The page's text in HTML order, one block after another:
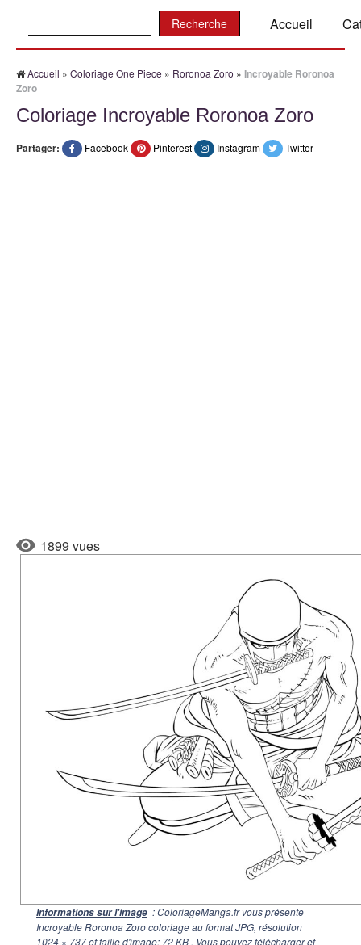
Accueil
Accueil » Coloriage One Piece » Roronoa Zoro » Incroyable Roronoa
Zoro
Coloriage Incroyable Roronoa Zoro
Partager: Facebook Pinterest Instagram Twitter
1899 vues
Informations sur l'image : ColoriageManga.fr vous présente
Incroyable Roronoa Zoro coloriage au format JPG, résolution
1024 × 737et taille d'image: 72 KB . Vous pouvez télécharger et